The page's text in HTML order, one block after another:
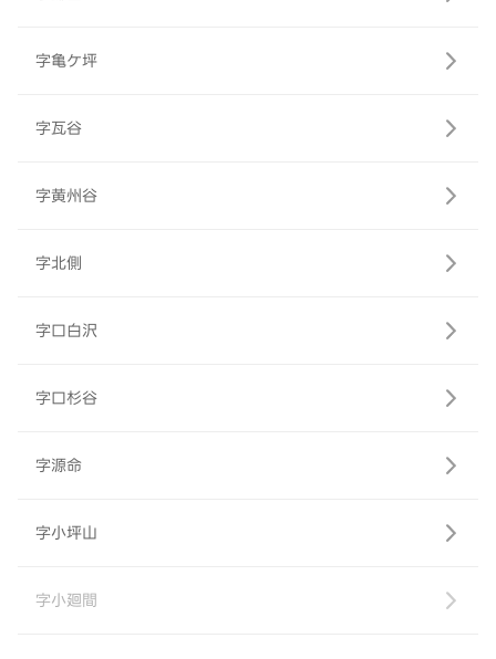
字亀ケ坪
字瓦谷
字黄州谷
字北側
字口白沢
字口杉谷
字源命
字小坪山
字小廻間